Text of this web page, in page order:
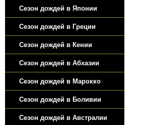
Сезон дождей в Японии
Сезон дождей в Греции
Сезон дождей в Кении
Сезон дождей в Абхазии
Сезон дождей в Марокко
Сезон дождей в Боливии
Сезон дождей в Австралии